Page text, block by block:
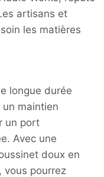
artisans et
les matières
longue durée
un maintien
un port
Avec une
doux en
vous pourrez